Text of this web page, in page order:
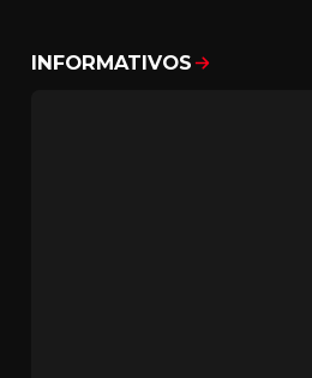
INFORMATIVOS Mostrar todo